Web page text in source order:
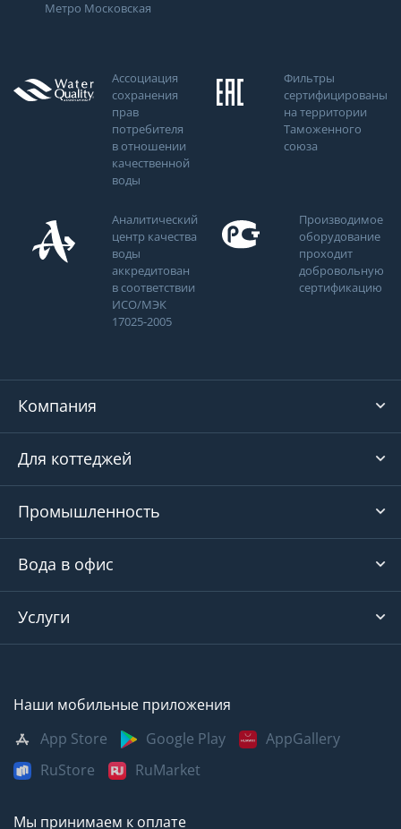
Метро Московская
Ассоциация
сохранения
прав
потребителя
в отношении
качественной
воды
Фильтры
сертифицированы
на территории
Таможенного
союза
Аналитический
центр качества
воды
аккредитован
в соответствии
ИСО/МЭК
17025-2005
Производимое
оборудование
проходит
добровольную
сертификацию
Компания
Для коттеджей
Промышленность
Вода в офис
Услуги
Наши мобильные приложения
App Store
Google Play
AppGallery
RuStore
RuMarket
Мы принимаем к оплате